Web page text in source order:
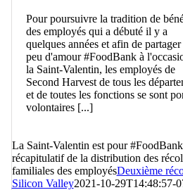
Pour poursuivre la tradition de
des employés qui a débuté il y a
quelques années et afin de partager
peu d'amour #FoodBank à
la Saint-Valentin, les employés de
Second Harvest de tous les
et de toutes les fonctions se sont
volontaires [...]
La Saint-Valentin est pour
récapitulatif de la distribution des
familiales des employésDeuxième
Silicon Valley2021-10-29T14:48:57-